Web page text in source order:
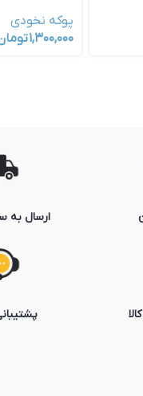
پوکه نخودی
۱,۳۰۰,۰۰۰
ارسال به